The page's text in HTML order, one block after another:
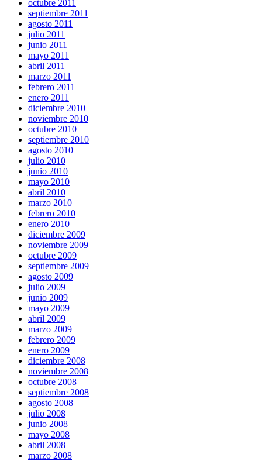
octubre 2011
septiembre 2011
agosto 2011
julio 2011
junio 2011
mayo 2011
abril 2011
marzo 2011
febrero 2011
enero 2011
diciembre 2010
noviembre 2010
octubre 2010
septiembre 2010
agosto 2010
julio 2010
junio 2010
mayo 2010
abril 2010
marzo 2010
febrero 2010
enero 2010
diciembre 2009
noviembre 2009
octubre 2009
septiembre 2009
agosto 2009
julio 2009
junio 2009
mayo 2009
abril 2009
marzo 2009
febrero 2009
enero 2009
diciembre 2008
noviembre 2008
octubre 2008
septiembre 2008
agosto 2008
julio 2008
junio 2008
mayo 2008
abril 2008
marzo 2008